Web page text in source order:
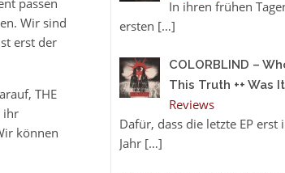
passen
Wir sind
erst der
THE
ihr
können
In ihren frühen
ersten […]
COLORBLIND –
This Truth ++ Was
Reviews
Dafür, dass die letzte EP erst
Jahr […]